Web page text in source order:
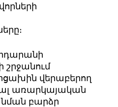
վերաբերող
առարկայական
բարձր